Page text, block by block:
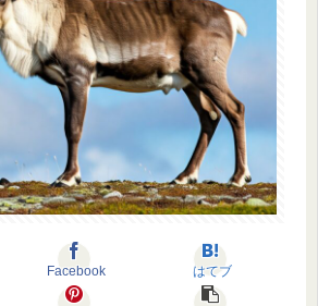
Facebook はてブ